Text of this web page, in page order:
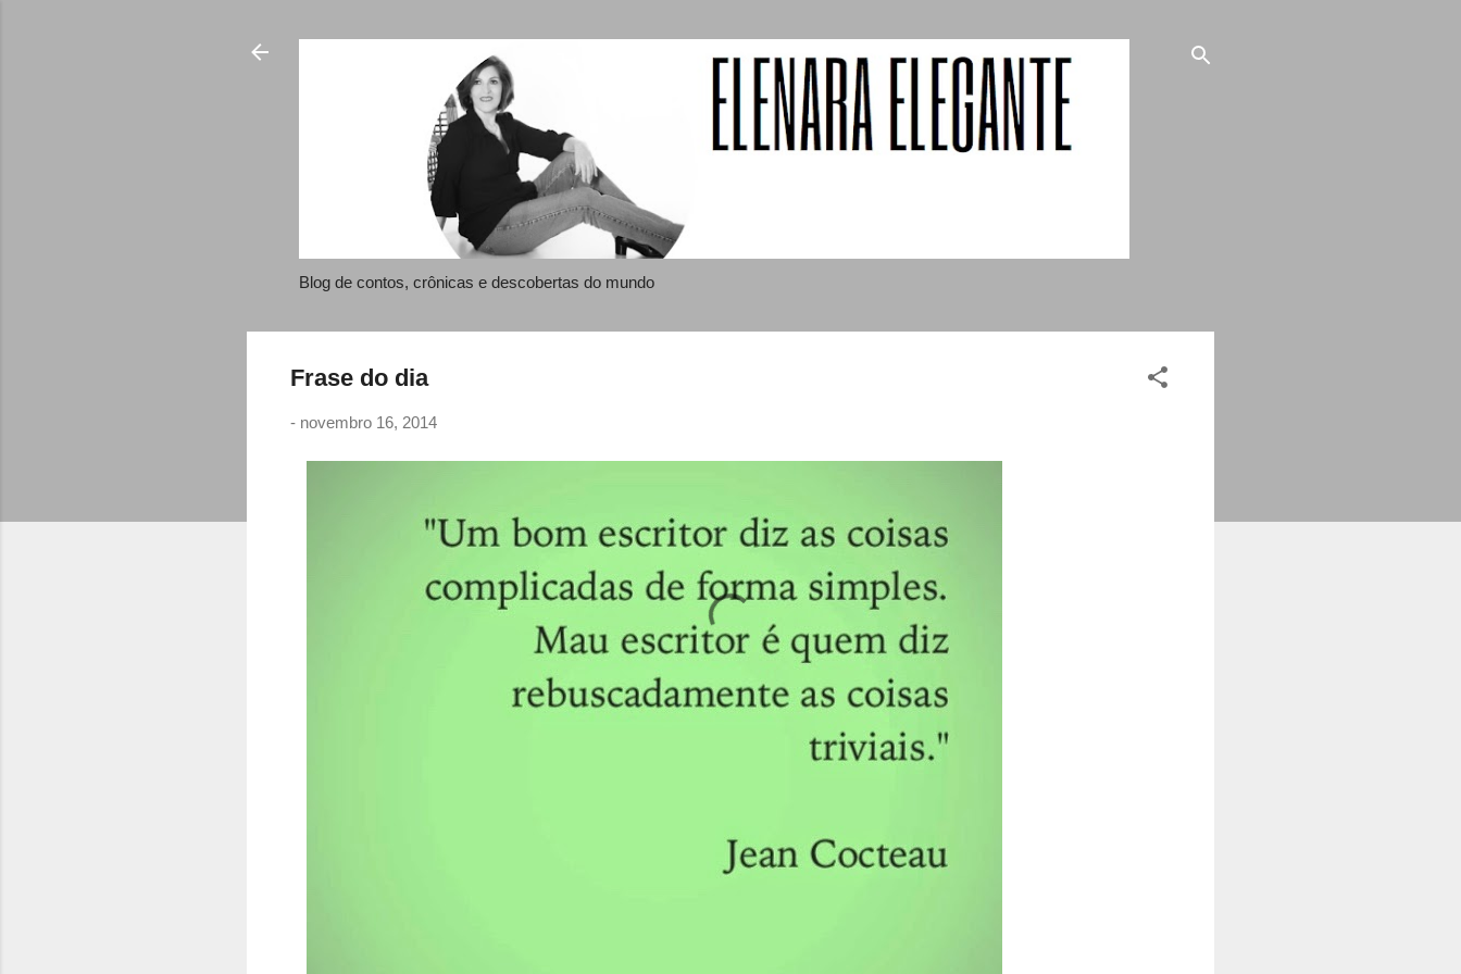
Blog de contos, crônicas e descobertas do mundo
Frase do dia
- novembro 16, 2014